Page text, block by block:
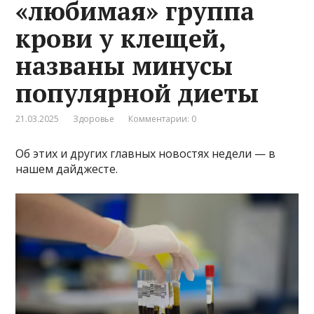
«любимая» группа
крови у клещей,
названы минусы
популярной диеты
21.03.2025 Здоровье Комментарии: 0
Об этих и других главных новостях недели — в
нашем дайджесте.